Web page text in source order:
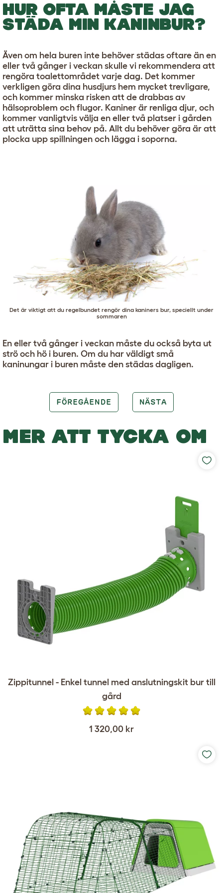
HUR OFTA MÅSTE JAG
STÄDA MIN KANINBUR?
Även om hela buren inte behöver städas oftare än en
eller två gånger i veckan skulle vi rekommendera att
rengöra toalettområdet varje dag. Det kommer
verkligen göra dina husdjurs hem mycket trevligare,
och kommer minska risken att de drabbas av
hälsoproblem och flugor. Kaniner är renliga djur, och
kommer vanligtvis välja en eller två platser i gården
att uträtta sina behov på. Allt du behöver göra är att
plocka upp spillningen och lägga i soporna.
Det är viktigt att du regelbundet rengör dina kaniners bur, speciellt under
sommaren
En eller två gånger i veckan måste du också byta ut
strö och hö i buren. Om du har väldigt små
kaninungar i buren måste den städas dagligen.
FÖREGÅENDE NÄSTA
MER ATT TYCKA OM
Zippitunnel - Enkel tunnel med anslutningskit bur till
gård
1 320,00 kr